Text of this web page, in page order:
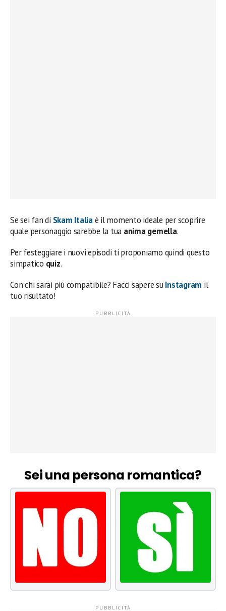
Se sei fan di Skam Italiaè il momento ideale per scoprire
quale personaggio sarebbe la tua anima gemella.
Per festeggiare i nuovi episodi ti proponiamo quindi questo
simpatico quiz.
Con chi sarai più compatibile? Facci sapere suInstagram il
tuo risultato!
Sei una persona romantica?